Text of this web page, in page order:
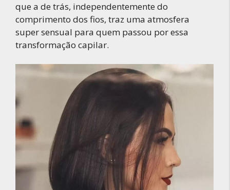
que a de trás, independentemente do
comprimento dos fios, traz uma atmosfera
super sensual para quem passou por essa
transformação capilar.